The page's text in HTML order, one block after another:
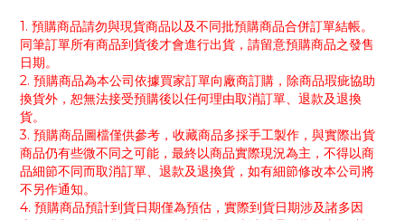
1. 預購商品請勿與現貨商品以及不同批預購商品合併訂單結帳。
同筆訂單所有商品到貨後才會進行出貨，請留意預購商品之發售
日期。
2. 預購商品為本公司依據買家訂單向廠商訂購，除商品瑕疵協助
換貨外，恕無法接受預購後以任何理由取消訂單、退款及退換
貨。
3. 預購商品圖檔僅供參考，收藏商品多採手工製作，與實際出貨
商品仍有些微不同之可能，最終以商品實際現況為主，不得以商
品細節不同而取消訂單、退款及退換貨，如有細節修改本公司將
不另作通知。
4. 預購商品預計到貨日期僅為預估，實際到貨日期涉及諸多因